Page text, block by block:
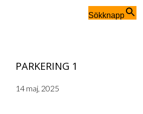
Sökknapp
PARKERING 1
14 maj, 2025